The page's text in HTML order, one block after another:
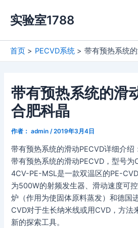
容
实验室1788
首页 PECVD系统 带有预热系统
带有预热系统的滑
合肥科晶
作者： admin /2019年3月4日
带有预热系统的滑动PECVD详细介绍
带有预热系统的滑动PECVD，型号
4CV-PE-MSL是一款双温区的PE-
为500W的射频发生器、滑动速度可
炉（作用为使固体原料蒸发）和德国
CVD对于生长纳米线或用CVD，方法
新的探索工具。